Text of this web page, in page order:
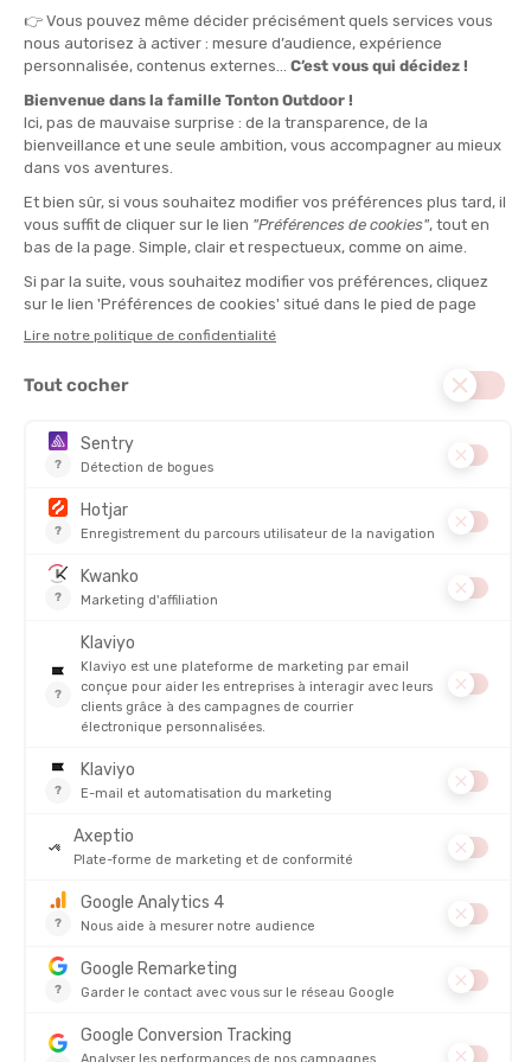
QUANTITÉ
Voir les stocks magasin
EN STOCK !
achat !
NAAK
GEL ÉNERGÉTIQUE BOOST ENERGY
VOIR LE PRODUIT
DESCRIPTION DU PRODUIT : BARRE ÉNERGÉTIQUE
ULTRA ENERGY
PRODUITS SIMILAIRES
NAAK
GAUFRE ÉNERGÉTIQUE
2,25 €
BARRE ÉNERGÉTIQUE CAFÉINÉE
3,25
AVIS
Il n'y a pas encore d'avis sur ce produit